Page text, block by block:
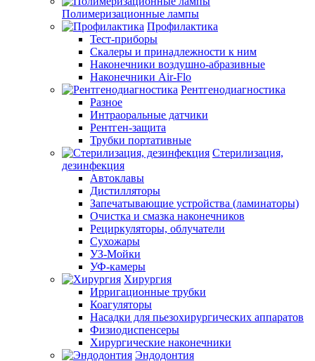
Полимеризационные лампы
Профилактика
Тест-приборы
Скалеры и принадлежности к ним
Наконечники воздушно-абразивные
Наконечники Air-Flo
Рентгенодиагностика
Разное
Интраоральные датчики
Рентген-защита
Трубки портативные
Стерилизация,
дезинфекция
Автоклавы
Дистилляторы
Запечатывающие устройства (ламинаторы)
Очистка и смазка наконечников
Рециркуляторы, облучатели
Сухожары
УЗ-Мойки
УФ-камеры
Хирургия
Ирригационные трубки
Коагуляторы
Насадки для пьезохирургических аппаратов
Физиодиспенсеры
Хирургические наконечники
Эндодонтия